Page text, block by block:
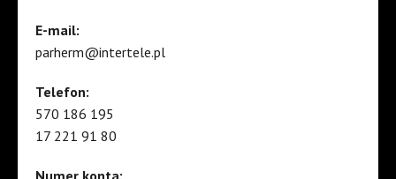
E-mail:
parherm@intertele.pl
Telefon:
570 186 195
17 221 91 80
Numer konta: